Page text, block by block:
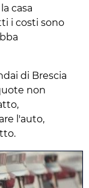
casa
i costi sono
di Brescia
non
l'auto,